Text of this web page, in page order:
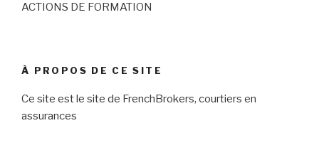
ACTIONS DE FORMATION
À PROPOS DE CE SITE
Ce site est le site de FrenchBrokers, courtiers en
assurances